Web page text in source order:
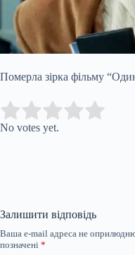
Померла зірка фільму
Rate this item:
No votes yet.
Залишити відповідь
Ваша e-mail адреса не
позначені *